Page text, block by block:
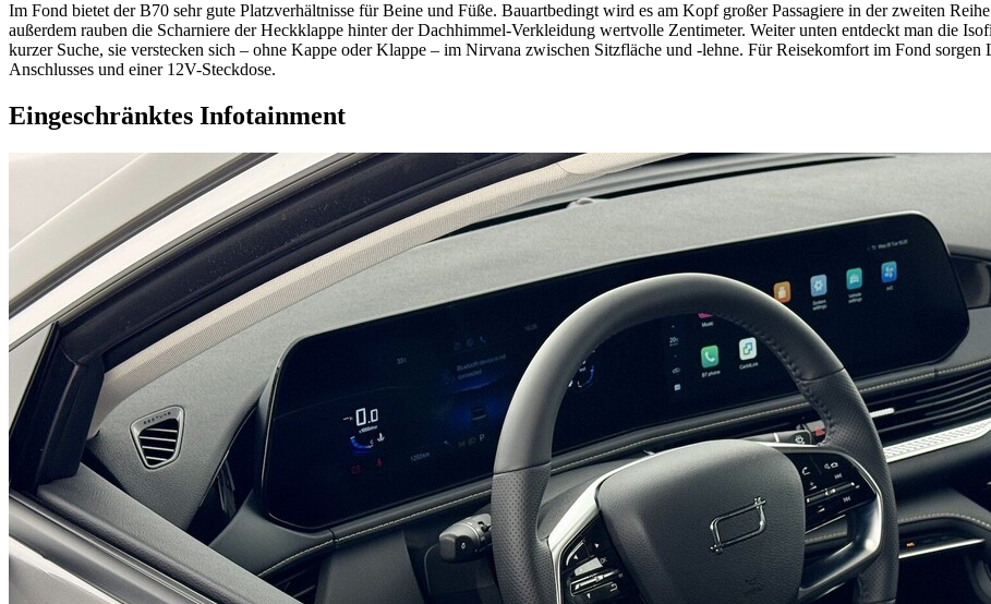
Im Fond bietet der B70 sehr gute Platzverhältnisse für Beine und Füße. Bauartbedingt wird es am Kopf großer Passagiere in der zweiten
außerdem rauben die Scharniere der Heckklappe hinter der Dachhimmel-Verkleidung wertvolle Zentimeter. Weiter unten entdeckt man die
kurzer Suche, sie verstecken sich – ohne Kappe oder Klappe – im Nirvana zwischen Sitzfläche und -lehne. Für Reisekomfort im Fond
Anschlusses und einer 12V-Steckdose.
Eingeschränktes Infotainment